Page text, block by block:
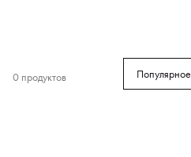
0 продуктов Популярное